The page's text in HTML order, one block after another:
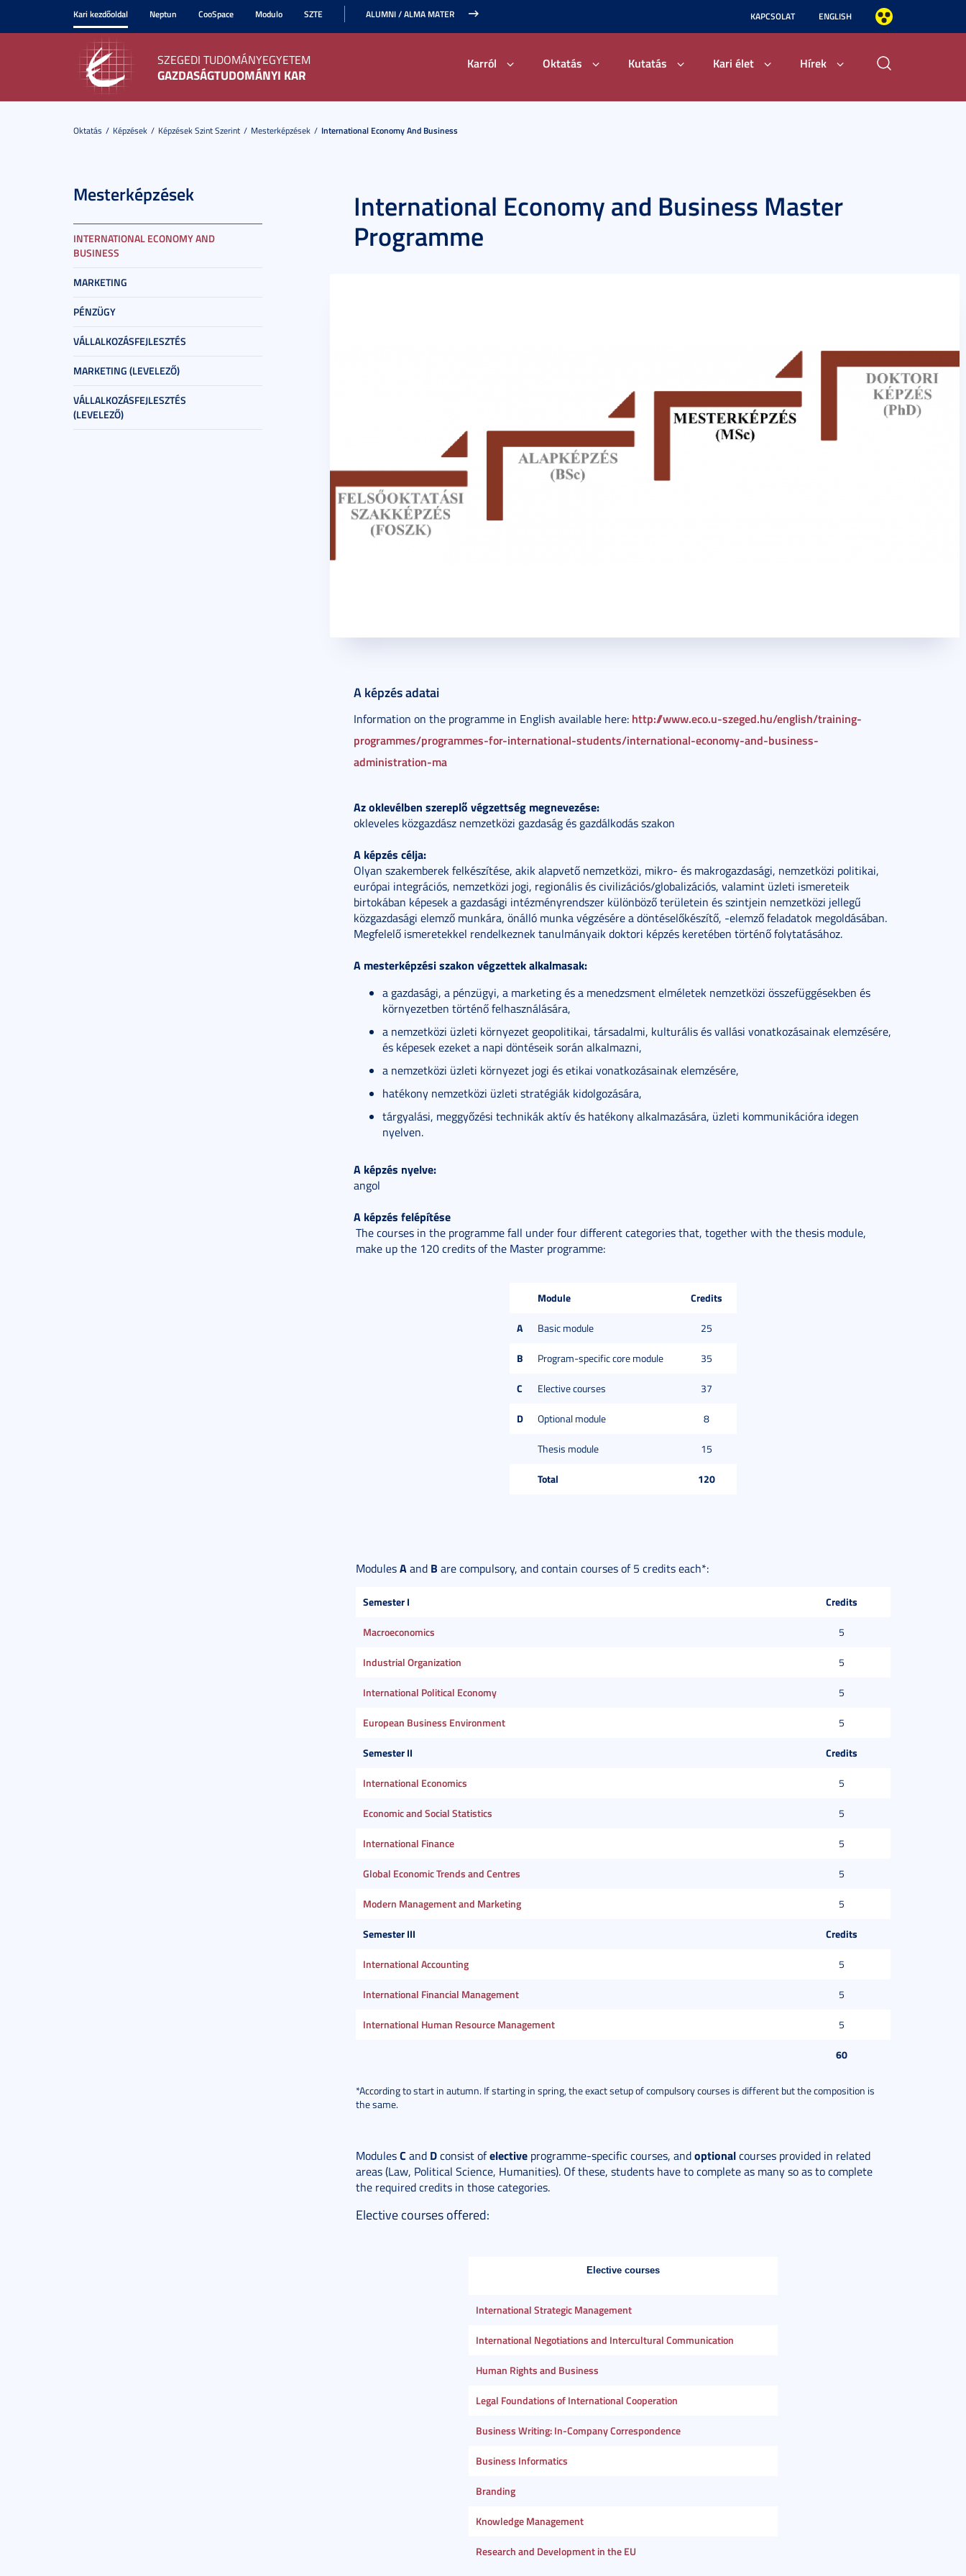
Kari kezdőoldal Neptun CooSpace Modulo SZTE ALUMNI / ALMA MATER KAPCSOLAT ENGLISH
SZEGEDI TUDOMÁNYEGYETEM
GAZDASÁGTUDOMÁNYI KAR
Karról Oktatás Kutatás Kari élet Hírek
Oktatás Képzések Képzések Szint Szerint Mesterképzések International Economy And Business
Mesterképzések
INTERNATIONAL ECONOMY AND
BUSINESS
MARKETING
PÉNZÜGY
VÁLLALKOZÁSFEJLESZTÉS
MARKETING (LEVELEZŐ)
VÁLLALKOZÁSFEJLESZTÉS
(LEVELEZŐ)
International Economy and Business Master
Programme
A képzés adatai
Information on the programme in English available here: http://www.eco.u-szeged.hu/english/training-
programmes/programmes-for-international-students/international-economy-and-business-
administration-ma
Az oklevélben szereplő végzettség megnevezése:
okleveles közgazdász nemzetközi gazdaság és gazdálkodás szakon
A képzés célja:
Olyan szakemberek felkészítése, akik alapvető nemzetközi, mikro- és makrogazdasági, nemzetközi politikai,
európai integrációs, nemzetközi jogi, regionális és civilizációs/globalizációs, valamint üzleti ismereteik
birtokában képesek a gazdasági intézményrendszer különböző területein és szintjein nemzetközi jellegű
közgazdasági elemző munkára, önálló munka végzésére a döntéselőkészítő, -elemző feladatok megoldásában.
Megfelelő ismeretekkel rendelkeznek tanulmányaik doktori képzés keretében történő folytatásához.
A mesterképzési szakon végzettek alkalmasak:
a gazdasági, a pénzügyi, a marketing és a menedzsment elméletek nemzetközi összefüggésekben és
környezetben történő felhasználására,
a nemzetközi üzleti környezet geopolitikai, társadalmi, kulturális és vallási vonatkozásainak elemzésére,
és képesek ezeket a napi döntéseik során alkalmazni,
a nemzetközi üzleti környezet jogi és etikai vonatkozásainak elemzésére,
hatékony nemzetközi üzleti stratégiák kidolgozására,
tárgyalási, meggyőzési technikák aktív és hatékony alkalmazására, üzleti kommunikációra idegen
nyelven.
A képzés nyelve:
angol
A képzés felépítése
The courses in the programme fall under four different categories that, together with the thesis module,
make up the 120 credits of the Master programme:
Module
Credits
A
Basic module 25
B Program-specific core module 35
C Elective courses 37
D Optional module 8
Thesis module 15
Total 120
ModulesAand B are compulsory, and contain courses of 5 credits each*:
Semester I Credits
Macroeconomics 5
Industrial Organization 5
International Political Economy 5
European Business Environment 5
Semester II Credits
International Economics 5
Economic and Social Statistics 5
International Finance 5
Global Economic Trends and Centres 5
Modern Management and Marketing 5
Semester III Credits
International Accounting 5
International Financial Management 5
International Human Resource Management 5
60
*According to start in autumn. If starting in spring, the exact setup of compulsory courses is different but the composition is
the same.
ModulesC and Dconsist ofelective programme-specific courses, andoptionalcourses provided in related
areas (Law, Political Science, Humanities). Of these, students have to complete as many so as to complete
the required credits in those categories.
Elective courses offered:
Elective courses
International Strategic Management
International Negotiations and Intercultural Communication
Human Rights and Business
Legal Foundations of International Cooperation
Business Writing: In-Company Correspondence
Business Informatics
Branding
Knowledge Management
Research and Development in the EU